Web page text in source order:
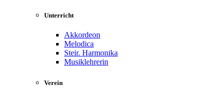
Unterricht
Akkordeon
Melodica
Steir. Harmonika
Musiklehrerin
Verein